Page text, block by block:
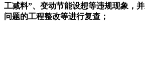
工减料”、变动节能设想等违规现象，
问题的工程整改等进行复查；